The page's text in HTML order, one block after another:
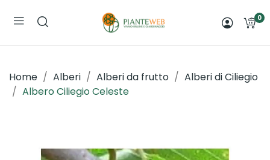
0
Home Alberi Alberi da frutto
Alberi di Ciliegio
Albero Ciliegio Celeste